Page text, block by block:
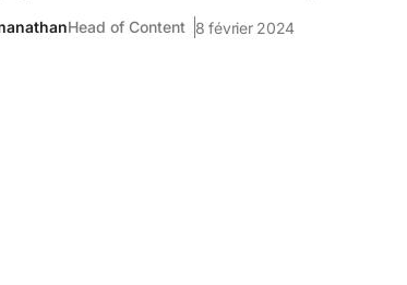
Head of Content 8 février 2024